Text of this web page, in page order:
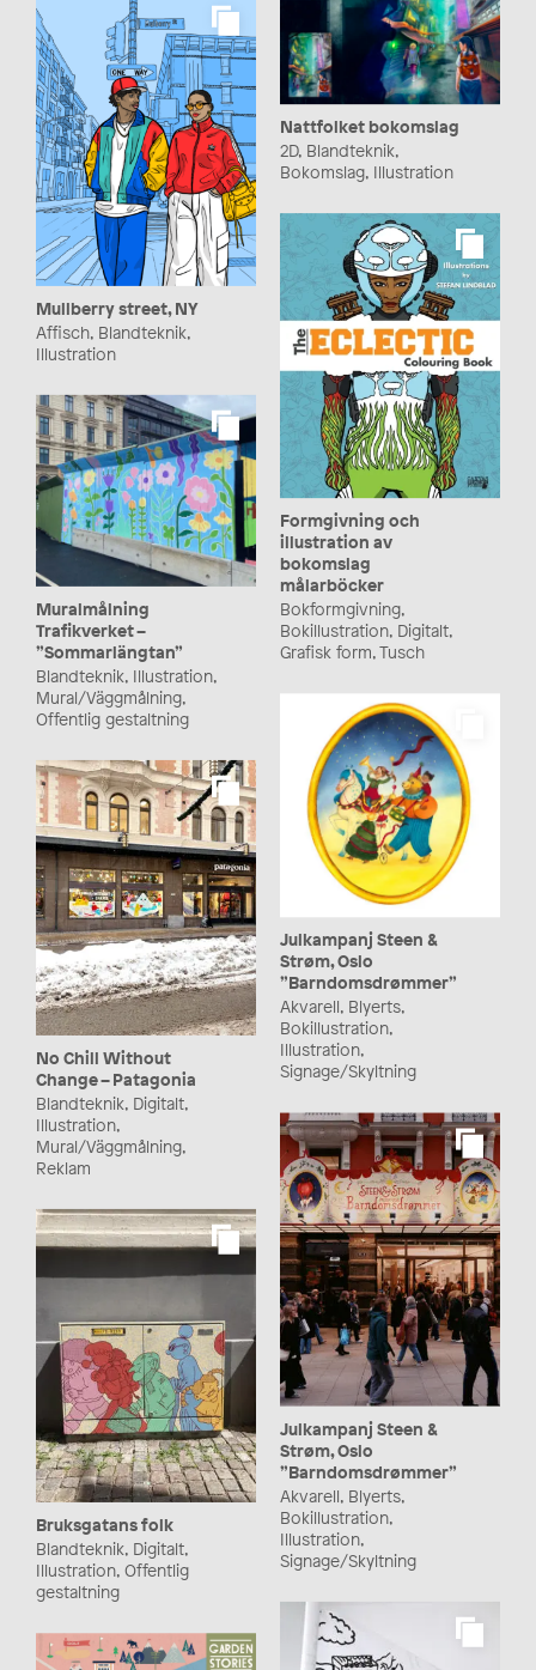
Nattfolket bokomslag
2D, Blandteknik,
Bokomslag, Illustration
Mullberry street, NY
Affisch, Blandteknik,
Illustration
Formgivning och
illustration av
bokomslag
målarböcker
Bokformgivning,
Bokillustration, Digitalt,
Grafisk form, Tusch
Muralmålning
Trafikverket –
”Sommarlängtan”
Blandteknik, Illustration,
Mural/Väggmålning,
Offentlig gestaltning
Julkampanj Steen &
Strøm, Oslo
”Barndomsdrømmer”
Akvarell, Blyerts,
Bokillustration,
Illustration,
Signage/Skyltning
No Chill Without
Change – Patagonia
Blandteknik, Digitalt,
Illustration,
Mural/Väggmålning,
Reklam
Julkampanj Steen &
Strøm, Oslo
”Barndomsdrømmer”
Akvarell, Blyerts,
Bokillustration,
Illustration,
Signage/Skyltning
Bruksgatans folk
Blandteknik, Digitalt,
Illustration, Offentlig
gestaltning